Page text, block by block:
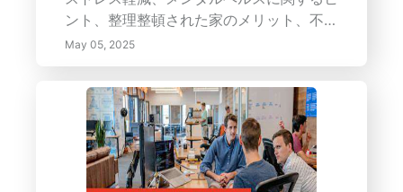
ント、整理整頓された家のメリット、不要
物のない暮らし、整理整頓の心理的メリッ
ト、家屋改修、平和な生活環境。強化...
May 05, 2025